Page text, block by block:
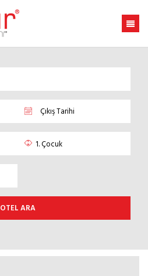
OTEL ARA